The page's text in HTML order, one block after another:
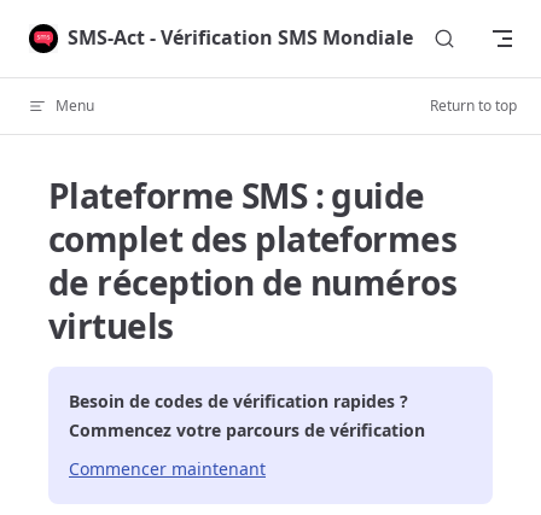
Skip to content
SMS-Act - Vérification SMS Mondiale
Menu Return to top
Plateforme SMS : guide
complet des plateformes
de réception de numéros
virtuels
Besoin de codes de vérification rapides ?
Commencez votre parcours de vérification
Commencer maintenant